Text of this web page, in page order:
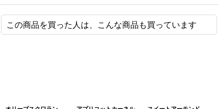
この商品を買った人は、こんな商品も買っています